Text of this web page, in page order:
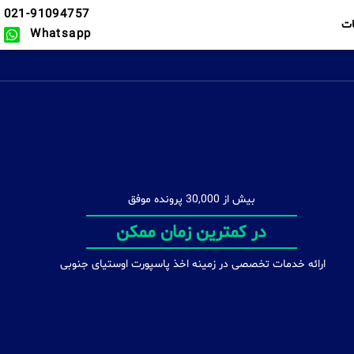
021-91094757
Whatsapp
بیش از 30,000 پرونده موفق
اخذ پاسپورت بصورت انفرادی و خانوادگی
ارائه خدمات تخصصی در زمینه اخذ پاسپورت اوستیای جنوبی